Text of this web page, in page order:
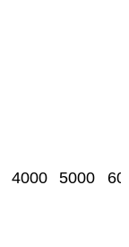
4000 5000